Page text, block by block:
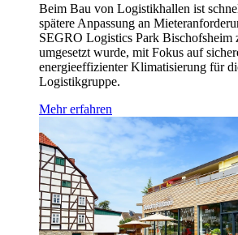
Beim Bau von Logistikhallen ist
spätere Anpassung an
SEGRO Logistics Park Bischofsheim
umgesetzt wurde, mit Fokus auf
energieeffizienter Klimatisierung für
Logistikgruppe.
Mehr erfahren